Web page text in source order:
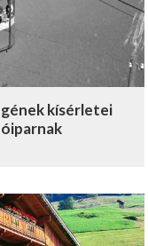
kísérletei